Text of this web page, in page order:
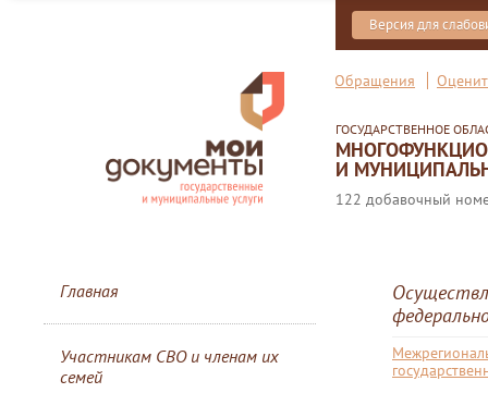
Версия для
Обращения
ГОСУДАРСТВЕННОЕ
И
122 добавочный
Главная
Участникам СВО и членам их
семей